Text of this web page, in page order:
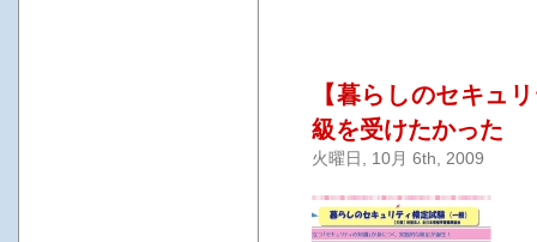
【暮らしのセキュ
級を受けたかった
火曜日, 10月 6th, 2009